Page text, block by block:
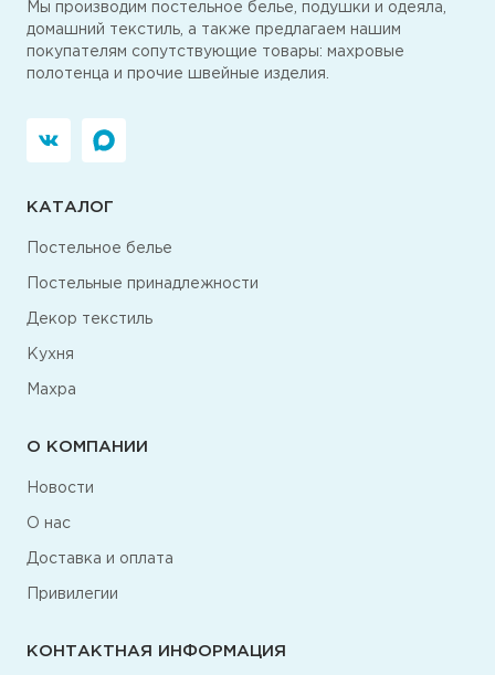
Мы производим постельное белье, подушки и одеяла,
домашний текстиль, а также предлагаем нашим
покупателям сопутствующие товары: махровые
полотенца и прочие швейные изделия.
КАТАЛОГ
Постельное белье
Постельные принадлежности
Декор текстиль
Кухня
Махра
О КОМПАНИИ
Новости
О нас
Доставка и оплата
Привилегии
КОНТАКТНАЯ ИНФОРМАЦИЯ